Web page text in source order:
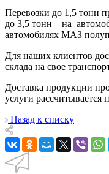
Перевозки до 1,5 тонн
до 3,5 тонн – на
автомобилях МАЗ
Для наших клиентов
склада на свое
Доставка продукции
услуги рассчитывается
Назад к списку